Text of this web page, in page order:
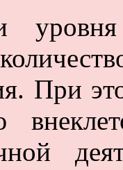
уровня
При